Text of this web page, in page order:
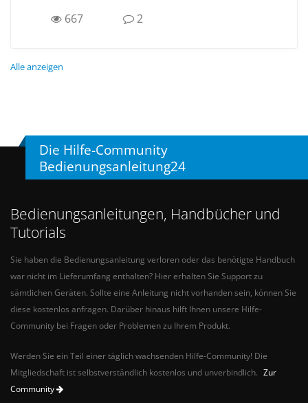
667 2
Alle anzeigen
Die Hilfe-Community
Bedienungsanleitung24
Bedienungsanleitungen, Handbücher und
Tutorials
Sie haben die Bedienungsanleitung verloren oder das benötigte Handbuch
war nicht im Lieferumfang enthalten? Hier erhalten Sie Support zu
sämtlichen Geräten. Sollte eine Anleitung nicht vorhanden sein, können Sie
diese kostenlos anfragen. Darüber hinaus hilft Ihnen unsere Hilfe-
Community bei Fragen oder Problemen zu Ihrem Produkt.
Werden Sie ein Teil einer täglich wachsenden Hilfe-Community! Die
Mitgliedschaft ist selbstverständlich kostenlos und unverbindlich. Zur
Community